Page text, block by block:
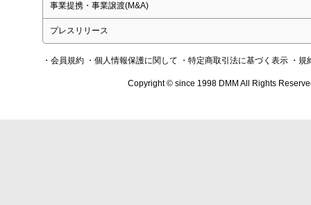
事業提携・事業譲渡(M&A)
プレスリリース
・会員規約 ・個人情報保護に関して ・特定商取引法に基づく表示 ・規
Copyright © since 1998 DMM All Rights